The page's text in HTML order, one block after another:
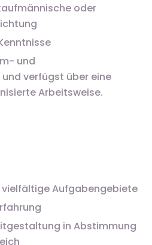
oder
und
verfügst über eine
Arbeitsweise.
Aufgabengebiete
in Abstimmung